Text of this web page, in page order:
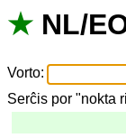
★ NL/
Vorto:
Serĉis por "nokta